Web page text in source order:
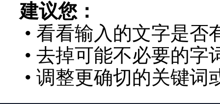
建议您：
• 看看输入的文字是否
• 去掉可能不必要的字
• 调整更确切的关键词